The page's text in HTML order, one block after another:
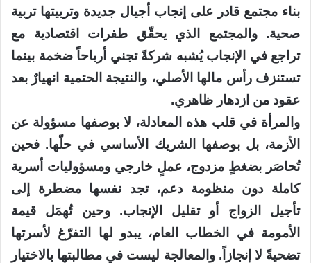
بناء مجتمع قادر على إنجاب أجيال جديدة وتربيتها تربية
صحية. والمجتمع الذي يحقّق طفرات اقتصادية مع
تراجع في الإنجاب يُشبه شركةً تجني أرباحاً ضخمة بينما
تستنزف رأس مالها الأصلي، والنتيجة الحتمية انهيارٌ بعد
عقود من ازدهار ظاهري.
والمرأة في قلب هذه المعادلة، لا بوصفها مسؤولة عن
الأزمة، بل بوصفها الشريك الأساسي في حلّها. فحين
تُحاصَر بضغطٍ مزدوج، عملٍ خارجي ومسؤوليات أسرية
كاملة دون منظومة دعم، تجد نفسها مضطرة إلى
تأجيل الزواج أو تقليل الإنجاب. وحين تُهمَل قيمة
الأمومة في الخطاب العام، يبدو لها التفرّغ لأسرتها
تضحيةً لا إنجازاً. والمعالجة ليست في مطالبتها بالاختيار